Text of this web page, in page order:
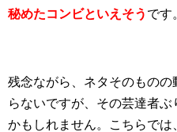
秘めたコンビといえそう です
残念ながら、ネタそのもの
らないですが、その芸達者
かもしれません。こちらでは